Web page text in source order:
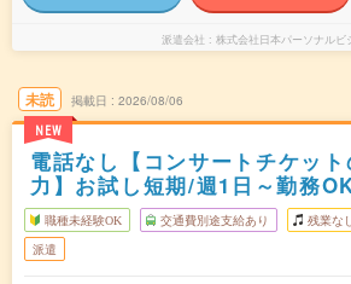
派遣会社 株式会社日本パーソナルビ
未読
NEW
掲載日 2026/08/06
電話なし【コンサートチケッ
力】お試し短期/週1日～勤務
職種未経験OK 交通費別途支給あり 残業なし
派遣